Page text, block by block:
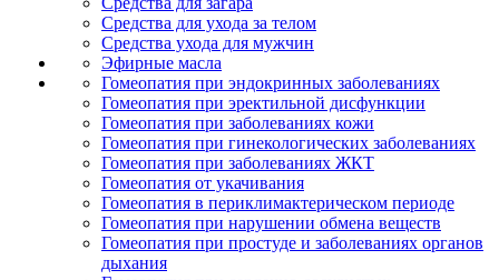
Средства для ухода за телом
Средства ухода для мужчин
Эфирные масла
Гомеопатия при эндокринных заболеваниях
Гомеопатия при эректильной дисфункции
Гомеопатия при заболеваниях кожи
Гомеопатия при гинекологических заболеваниях
Гомеопатия при заболеваниях ЖКТ
Гомеопатия от укачивания
Гомеопатия в периклимактерическом периоде
Гомеопатия при нарушении обмена веществ
Гомеопатия при простуде и заболеваниях органов
дыхания